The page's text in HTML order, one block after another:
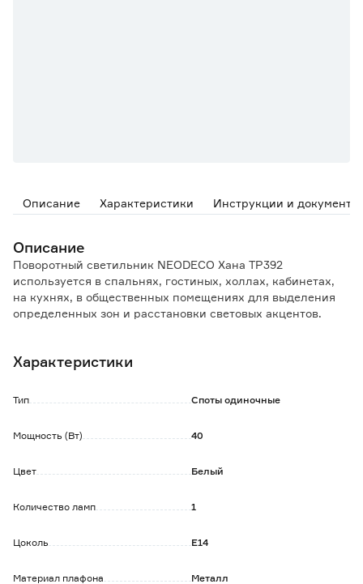
Описание Характеристики Инструкции и документы
Описание
Поворотный светильник NEODECO Хана TP392
используется в спальнях, гостиных, холлах, кабинетах,
на кухнях, в общественных помещениях для выделения
определенных зон и расстановки световых акцентов.
Возможность регулировки: с помощью поворотного
Спот относится к открытому типу, что гарантирует
Металлический каркас обеспечивает надежность
Универсальность размещения: благодаря небольшим
или на стену.
Особенности:
Характеристики
Тип Споты одиночные
Мощность (Вт) 40
Цвет Белый
Количество ламп 1
Цоколь E14
Материал плафона Металл